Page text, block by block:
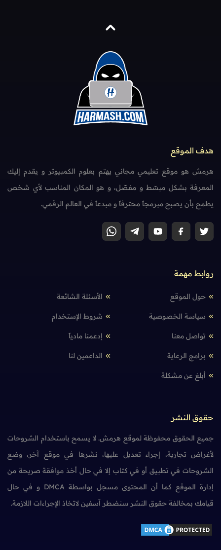
هدف الموقع
هرمش هو موقع تعليمي مجاني يهتم بعلوم الكمبيوتر و يقدم إليك
المعرفة بشكل مبسّط و مفصّل، و هو المكان المناسب لأي شخص
يطمح بأن يصبح مبرمجاً محترفاً و مبدعاً في العالم الرقمي.
روابط مهمة
حول الموقع الأسئلة الشائعة
سياسة الخصوصية شروط الإستخدام
تواصل معنا إدعمنا مادياً
برامج الرعاية الداعمين لنا
أبلغ عن مشكلة
حقوق النشر
جميع الحقوق محفوظة لموقع هرمش. لا يسمح باستخدام الشروحات
لأغراض تجارية، إجراء تعديل عليها، نشرها في موقع آخر، وضع
الشروحات في تطبيق أو في كتاب إلا في حال أخذ موافقة صريحة من
إدارة الموقع كما أن المحتوى مسجل بواسطة DMCA و في حال
قيامك بمخالفة حقوق النشر سنضطر آسفين لاتخاذ الإجراءات اللازمة.